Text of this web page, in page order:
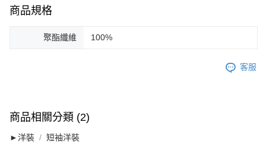
商品規格
聚酯纖維 100%
客服
商品相關分類 (2)
►洋裝 短袖洋裝